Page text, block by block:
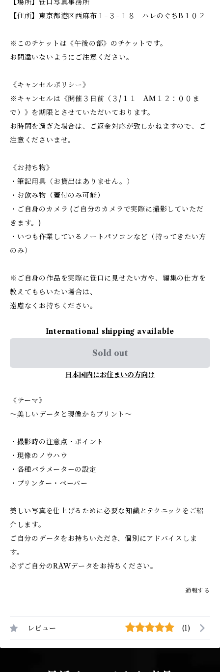
【場所】笹口写真事務所
【住所】東京都港区西麻布１−３−１８ ハレのぐちB１０２
※このチケットは《午後の部》のチケットです。
お間違いないようにご注意ください。
《キャンセルポリシー》
※キャンセルは《開催３日前（３/１１ AM１２：００ま
で）》を期限とさせていただいております。
お時間を過ぎた場合は、ご返金対応が致しかねますので、ご
注意くださいませ。
《お持ち物》
・筆記用具（お貸出はありません。）
・お飲み物（蓋付のみ可能）
・ご自身のカメラ (ご自分のカメラで実際に撮影していただ
きます。)
・いつも作業しているノートパソコンなど（持ってきたい方
のみ）
※ご自身の作品を実際に笹口に見せたい方や、編集の仕方を
教えてもらいたい場合は、
遠慮なくお持ちください。
International shipping available
Sold out
日本国内にお住まいの方向け
《テーマ》
〜美しいデータと現像からプリント〜
・撮影時の注意点・ポイント
・現像のノウハウ
・各種パラメーターの設定
・プリンター・ペーパー
美しい写真を仕上げるために必要な知識とテクニックをご紹
介します。
ご自分のデータをお持ちいただき、個別にアドバイスしま
す。
必ずご自分のRAWデータをお持ちください。
通報する
レビュー (1)